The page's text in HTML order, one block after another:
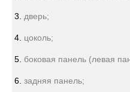
дверь;
цоколь;
боковая панель (левая
задняя панель;